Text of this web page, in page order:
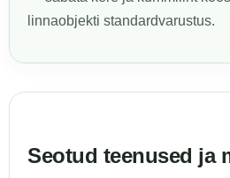
linnaobjekti standardvarustus.
Seotud teenused ja